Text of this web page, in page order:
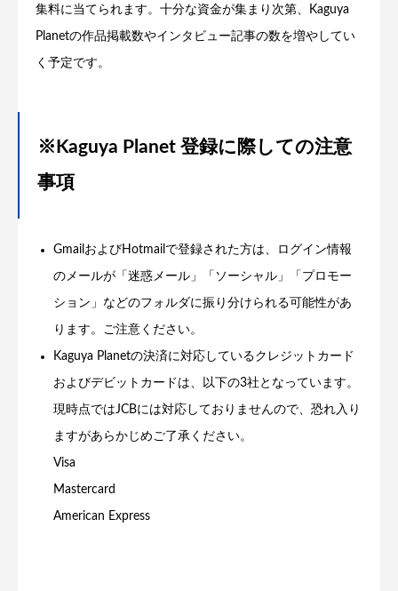
集料に当てられます。十分な資金が集まり次第、Kaguya
Planetの作品掲載数やインタビュー記事の数を増やしてい
く予定です。
※Kaguya Planet 登録に際しての注意
事項
GmailおよびHotmailで登録された方は、ログイン情報
のメールが「迷惑メール」「ソーシャル」「プロモー
ション」などのフォルダに振り分けられる可能性があ
ります。ご注意ください。
Kaguya Planetの決済に対応しているクレジットカード
およびデビットカードは、以下の3社となっています。
現時点ではJCBには対応しておりませんので、恐れ入り
ますがあらかじめご了承ください。
Visa
Mastercard
American Express